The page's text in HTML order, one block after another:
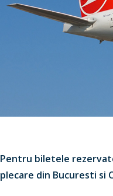
Pentru biletele
plecare din Bucuresti si